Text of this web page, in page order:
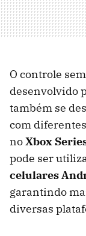
O controle
desenvolvido
também se
com
noXbox
pode ser
celulares
garantindo
diversas